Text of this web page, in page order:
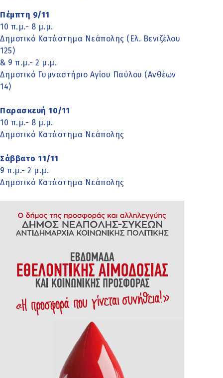
Πέμπτη 9/11
10 π.μ.- 8 μ.μ.
Δημοτικό Κατάστημα Νεάπολης (Ελ. Βενιζέλου
125)
& 9 π.μ.- 2 μ.μ.
Δημοτικό Γυμναστήριο Αγίου Παύλου (Ανθέων
14)
Παρασκευή 10/11
10 π.μ.- 8 μ.μ.
Δημοτικό Κατάστημα Νεάπολης
Σάββατο 11/11
9 π.μ.- 2 μ.μ.
Δημοτικό Κατάστημα Νεάπολης